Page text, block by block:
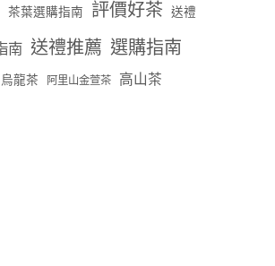
茶葉選購指南 評價好茶 送禮
南 送禮推薦 選購指南
龍茶 阿里山金萱茶 高山茶